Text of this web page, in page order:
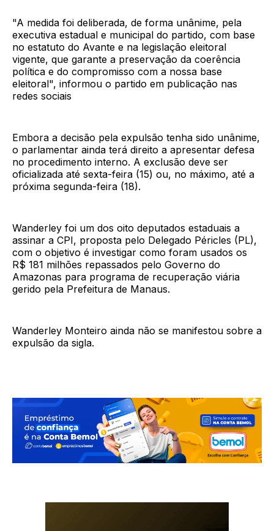
"A medida foi deliberada, de forma unânime, pela
executiva estadual e municipal do partido, com base
no estatuto do Avante e na legislação eleitoral
vigente, que garante a preservação da coerência
política e do compromisso com a nossa base
eleitoral", informou o partido em publicação nas
redes sociais
Embora a decisão pela expulsão tenha sido unânime,
o parlamentar ainda terá direito a apresentar defesa
no procedimento interno. A exclusão deve ser
oficializada até sexta-feira (15) ou, no máximo, até a
próxima segunda-feira (18).
Wanderley foi um dos oito deputados estaduais a
assinar a CPI, proposta pelo Delegado Péricles (PL),
com o objetivo é investigar como foram usados os
R$ 181 milhões repassados pelo Governo do
Amazonas para programa de recuperação viária
gerido pela Prefeitura de Manaus.
Wanderley Monteiro ainda não se manifestou sobre a
expulsão da sigla.